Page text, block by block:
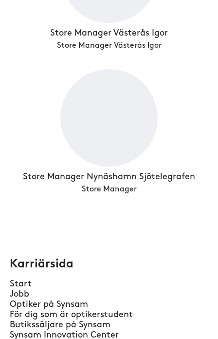
Store Manager Västerås Igor
Store Manager Västerås Igor
Store Manager Nynäshamn Sjötelegrafen
Store Manager
Karriärsida
Start
Jobb
Optiker på Synsam
För dig som är optikerstudent
Butikssäljare på Synsam
Synsam Innovation Center